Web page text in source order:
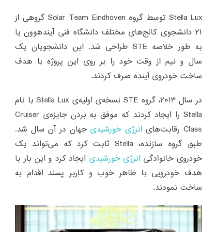
Stella Lux توسط گروه Solar Team Eindhoven گروهی از
۲۱ دانشجوی کالج‌های مختلف دانشگاه فنی آیندهوون یا
به طور خلاصه STE طراحی شد. این دانشجویان یک
سال و نیم از وقت خود را بر روی این پروژه با هدف
ساخت خودروی آینده صرف کردند.
در سال ۲۰۱۳، گروه STE نسخه‌ی اولیه‌ی Stella Lux با نام
Stella را ایجاد کردند که موفق به بردن جایزه‌ی Cruiser
Class رقابت‌های
انرژی خورشیدیجهان در آن سال شد.
طبق گروه سازنده، Stella ثابت کرد که می‌تواند یک
خودروی خانوادگی انرژی خورشیدی ایجاد کرد و این بار با
هدف خودرویی با ظاهر خوب و کاربر پسند اقدام به
ساخت نمودند.